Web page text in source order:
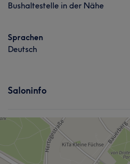
Bushaltestelle in der Nähe
Sprachen
Deutsch
Saloninfo